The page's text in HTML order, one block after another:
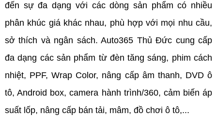
đến sự đa dạng với các dòng sản phẩm có nhiều
phân khúc giá khác nhau, phù hợp với mọi nhu cầu,
sở thích và ngân sách. Auto365 Thủ Đức cung cấp
đa dạng các sản phẩm từ đèn tăng sáng, phim cách
nhiệt, PPF, Wrap Color, nâng cấp âm thanh, DVD ô
tô, Android box, camera hành trình/360, cảm biến áp
suất lốp, nâng cấp bán tải, mâm, đồ chơi ô tô,...